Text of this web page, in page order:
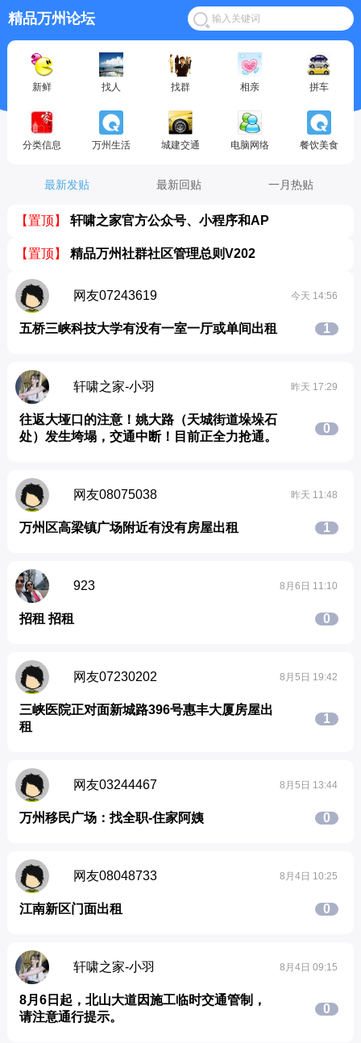
精品万州论坛
新鲜 找人 找群 相亲 拼车
分类信息 万州生活 城建交通 电脑网络 餐饮美食
最新发贴 最新回贴 一月热贴
【置顶】 轩啸之家官方公众号、小程序和AP
【置顶】 精品万州社群社区管理总则V202
网友07243619 今天 14:56
五桥三峡科技大学有没有一室一厅或单间出租 1
轩啸之家-小羽 昨天 17:29
往返大垭口的注意！姚大路（天城街道垛垛石
处）发生垮塌，交通中断！目前正全力抢通。
0
网友08075038 昨天 11:48
万州区高梁镇广场附近有没有房屋出租 1
923 8月6日 11:10
招租 招租 0
网友07230202 8月5日 19:42
三峡医院正对面新城路396号惠丰大厦房屋出
租
1
网友03244467 8月5日 13:44
万州移民广场：找全职-住家阿姨 0
网友08048733 8月4日 10:25
江南新区门面出租 0
轩啸之家-小羽 8月4日 09:15
8月6日起，北山大道因施工临时交通管制，
请注意通行提示。
0